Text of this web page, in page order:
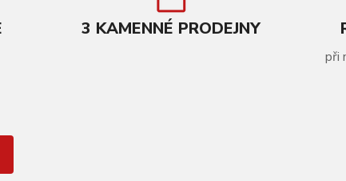
3 KAMENNÉ PRODEJNY
při